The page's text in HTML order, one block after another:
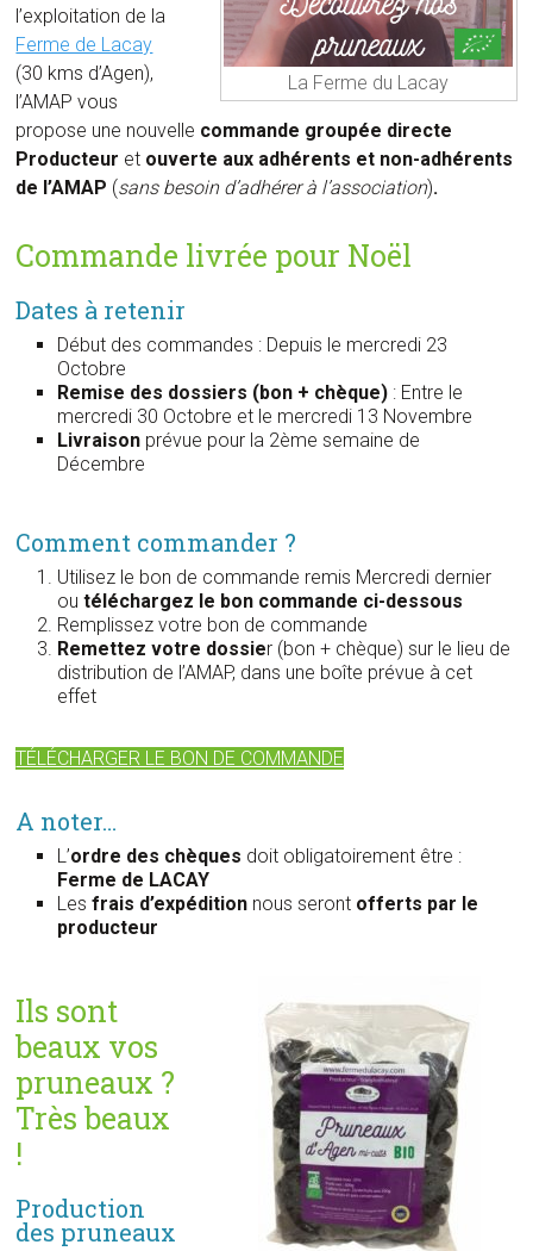
La Ferme du Lacay
l’exploitation de la
Ferme de Lacay
(30 kms d’Agen),
l’AMAP vous
propose une nouvelle commande groupée directe
Producteur et ouverte aux adhérents et non-adhérents
de l’AMAP (sans besoin d’adhérer à l’association).
Commande livrée pour Noël
Dates à retenir
Début des commandes : Depuis le mercredi 23
Octobre
Remise des dossiers (bon + chèque) : Entre le
mercredi 30 Octobre et le mercredi 13 Novembre
Livraison prévue pour la 2ème semaine de
Décembre
Comment commander ?
Utilisez le bon de commande remis Mercredi dernier
outéléchargez le bon commande ci-dessous
Remplissez votre bon de commande
Remettez votre dossier (bon + chèque) sur le lieu de
distribution de l’AMAP, dans une boîte prévue à cet
effet
TÉLÉCHARGER LE BON DE COMMANDE
A noter…
L’ordre des chèques doit obligatoirement être :
Ferme de LACAY
Les frais d’expédition nous seront offerts par le
producteur
Ils sont
beaux vos
pruneaux ?
Très beaux
!
Production
des pruneaux